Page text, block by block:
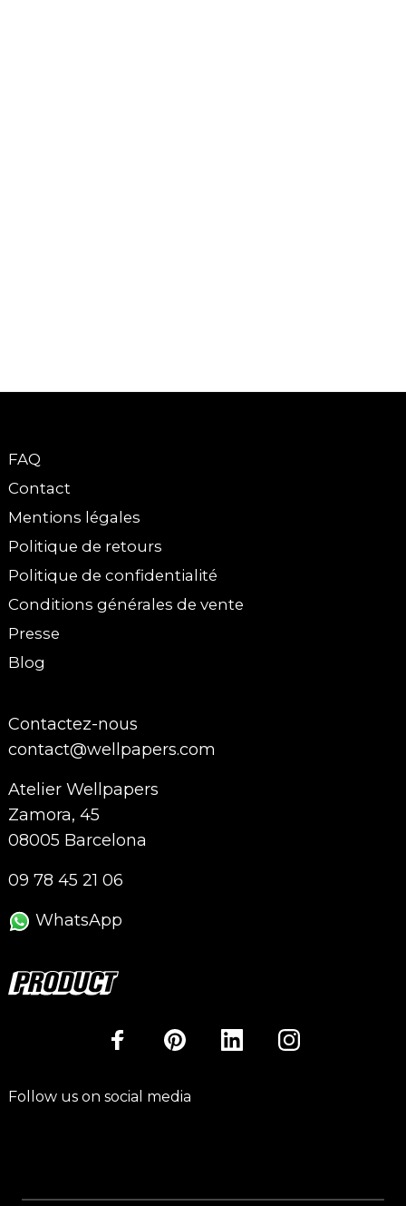
FAQ
Contact
Mentions légales
Politique de retours
Politique de confidentialité
Conditions générales de vente
Presse
Blog
Contactez-nous
contact@wellpapers.com
Atelier Wellpapers
Zamora, 45
08005 Barcelona
09 78 45 21 06
WhatsApp
Follow us on social media